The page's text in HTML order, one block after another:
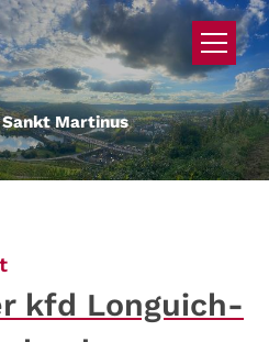
Martinus
:
kfd Longuich-